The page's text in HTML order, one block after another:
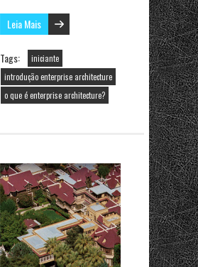
Leia Mais
Tags:
iniciante
introdução enterprise architecture
o que é enterprise architecture?